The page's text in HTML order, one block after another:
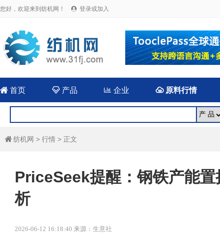
您好，欢迎来到纺机网！  登录或加入
 首页 产品  企业 原料行情
 纺机网 > 行情 > 正文
PriceSeek提醒：钢铁产能
析
2026-06-12 16:18:40 来源：生意社